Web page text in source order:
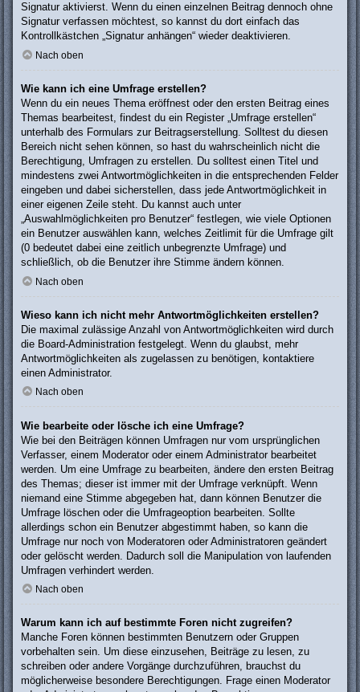
Signatur aktivierst. Wenn du einen einzelnen Beitrag dennoch ohne
Signatur verfassen möchtest, so kannst du dort einfach das
Kontrollkästchen „Signatur anhängen“ wieder deaktivieren.
Nach oben
Wie kann ich eine Umfrage erstellen?
Wenn du ein neues Thema eröffnest oder den ersten Beitrag eines
Themas bearbeitest, findest du ein Register „Umfrage erstellen“
unterhalb des Formulars zur Beitragserstellung. Solltest du diesen
Bereich nicht sehen können, so hast du wahrscheinlich nicht die
Berechtigung, Umfragen zu erstellen. Du solltest einen Titel und
mindestens zwei Antwortmöglichkeiten in die entsprechenden Felder
eingeben und dabei sicherstellen, dass jede Antwortmöglichkeit in
einer eigenen Zeile steht. Du kannst auch unter
„Auswahlmöglichkeiten pro Benutzer“ festlegen, wie viele Optionen
ein Benutzer auswählen kann, welches Zeitlimit für die Umfrage gilt
(0 bedeutet dabei eine zeitlich unbegrenzte Umfrage) und
schließlich, ob die Benutzer ihre Stimme ändern können.
Nach oben
Wieso kann ich nicht mehr Antwortmöglichkeiten erstellen?
Die maximal zulässige Anzahl von Antwortmöglichkeiten wird durch
die Board-Administration festgelegt. Wenn du glaubst, mehr
Antwortmöglichkeiten als zugelassen zu benötigen, kontaktiere
einen Administrator.
Nach oben
Wie bearbeite oder lösche ich eine Umfrage?
Wie bei den Beiträgen können Umfragen nur vom ursprünglichen
Verfasser, einem Moderator oder einem Administrator bearbeitet
werden. Um eine Umfrage zu bearbeiten, ändere den ersten Beitrag
des Themas; dieser ist immer mit der Umfrage verknüpft. Wenn
niemand eine Stimme abgegeben hat, dann können Benutzer die
Umfrage löschen oder die Umfrageoption bearbeiten. Sollte
allerdings schon ein Benutzer abgestimmt haben, so kann die
Umfrage nur noch von Moderatoren oder Administratoren geändert
oder gelöscht werden. Dadurch soll die Manipulation von laufenden
Umfragen verhindert werden.
Nach oben
Warum kann ich auf bestimmte Foren nicht zugreifen?
Manche Foren können bestimmten Benutzern oder Gruppen
vorbehalten sein. Um diese einzusehen, Beiträge zu lesen, zu
schreiben oder andere Vorgänge durchzuführen, brauchst du
möglicherweise besondere Berechtigungen. Frage einen Moderator